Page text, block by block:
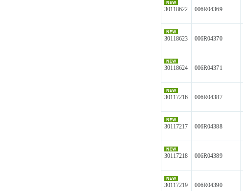
30118622 006R04369
30118623 006R04370
30118624 006R04371
30117216 006R04387
30117217 006R04388
30117218 006R04389
30117219 006R04390